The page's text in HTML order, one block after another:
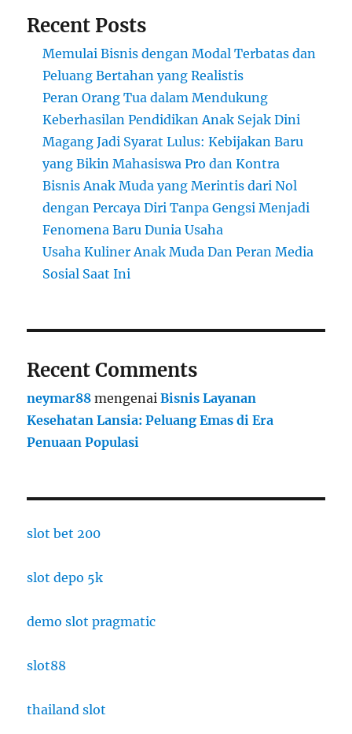
Recent Posts
Memulai Bisnis dengan Modal Terbatas dan
Peluang Bertahan yang Realistis
Peran Orang Tua dalam Mendukung
Keberhasilan Pendidikan Anak Sejak Dini
Magang Jadi Syarat Lulus: Kebijakan Baru
yang Bikin Mahasiswa Pro dan Kontra
Bisnis Anak Muda yang Merintis dari Nol
dengan Percaya Diri Tanpa Gengsi Menjadi
Fenomena Baru Dunia Usaha
Usaha Kuliner Anak Muda Dan Peran Media
Sosial Saat Ini
Recent Comments
neymar88 mengenaiBisnis Layanan
Kesehatan Lansia: Peluang Emas di Era
Penuaan Populasi
slot bet 200
slot depo 5k
demo slot pragmatic
slot88
thailand slot